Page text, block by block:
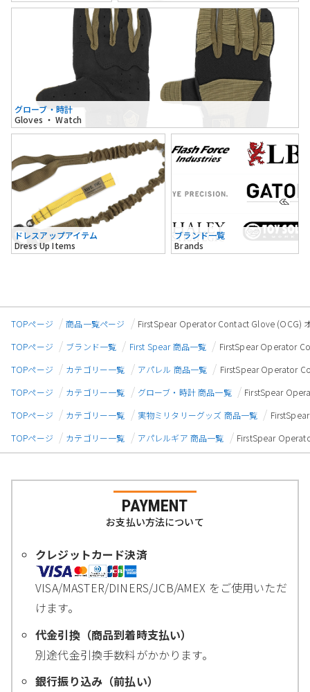
グローブ・時計
Gloves ・ Watch
ドレスアップアイテム
Dress Up Items
ブランド一覧
Brands
TOPページ 商品一覧ページ
FirstSpear Operator Contact Glove (OCG)
TOPページ
ブランド一覧 First Spear 商品一覧
FirstSpear Operator
TOPページ
カテゴリー一覧 アパレル 商品一覧
FirstSpear Operator
TOPページ
カテゴリー一覧 グローブ・時計 商品一覧
FirstSpear
TOPページ
カテゴリー一覧 実物ミリタリーグッズ 商品一覧
TOPページ
カテゴリー一覧 アパレルギア 商品一覧 FirstSpear
PAYMENT
お支払い方法について
クレジットカード決済
VISA/MASTER/DINERS/JCB/AMEX をご使用いただ
けます。
代金引換（商品到着時支払い）
別途代金引換手数料がかかります。
銀行振り込み（前払い）